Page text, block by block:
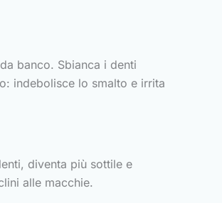
banco. Sbianca i denti
indebolisce lo smalto e irrita
diventa più sottile e
alle macchie.